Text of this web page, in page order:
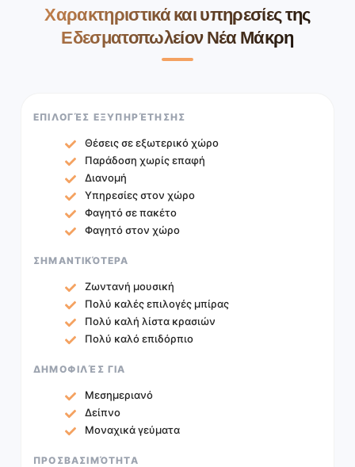
Χαρακτηριστικά και υπηρεσίες της
Εδεσματοπωλείον Νέα Μάκρη
ΕΠΙΛΟΓΈΣ ΕΞΥΠΗΡΈΤΗΣΗΣ
Θέσεις σε εξωτερικό χώρο
Παράδοση χωρίς επαφή
Διανομή
Υπηρεσίες στον χώρο
Φαγητό σε πακέτο
Φαγητό στον χώρο
ΣΗΜΑΝΤΙΚΌΤΕΡΑ
Ζωντανή μουσική
Πολύ καλές επιλογές μπίρας
Πολύ καλή λίστα κρασιών
Πολύ καλό επιδόρπιο
ΔΗΜΟΦΙΛΈΣ ΓΙΑ
Μεσημεριανό
Δείπνο
Μοναχικά γεύματα
ΠΡΟΣΒΑΣΙΜΌΤΗΤΑ